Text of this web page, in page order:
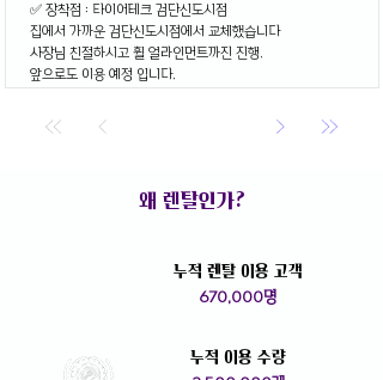
✅ 장착점 : 타이어테크 검단신도시점
집에서 가까운 검단신도시점에서 교체했습니다
사장님 친절하시고 휠 얼라인먼트까진 진행.
앞으로도 이용 예정 입니다.
왜 렌탈인가?
​누적 렌탈 이용 고객
670,000명
누적 이용 수량